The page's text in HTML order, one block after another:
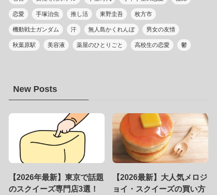
恋愛 手塚治虫 推し活 東野圭吾 枚方市
機動戦士ガンダム 汗 無人島かくれんぼ 男女の友情
秋葉原駅 美容液 薬屋のひとりごと 高校生の恋愛 鬱
New Posts
【2026年最新】東京で話題
のスクイーズ専門店3選！
【2026最新】大人気メロジ
ョイ・スクイーズの買い方